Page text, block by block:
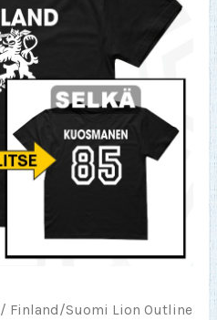
/ Finland/Suomi Lion Outline